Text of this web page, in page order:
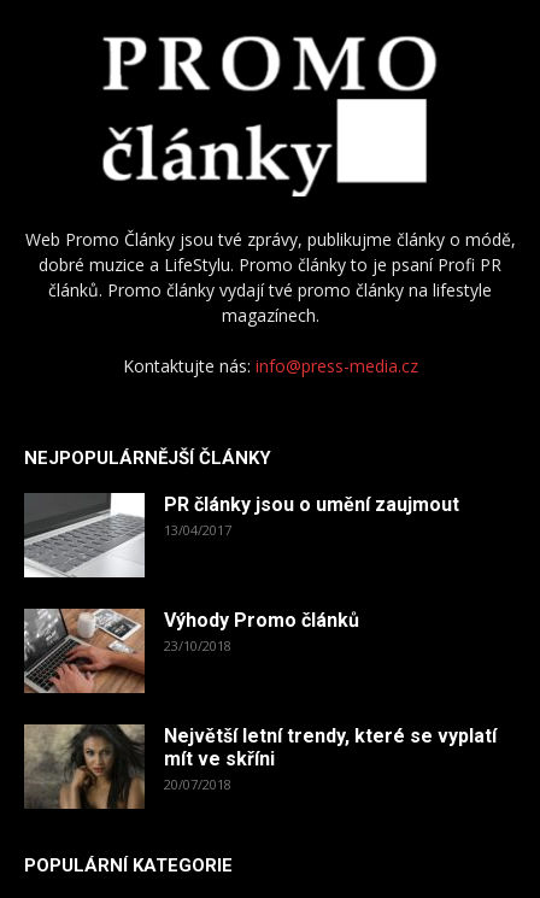
Web Promo Články jsou tvé zprávy, publikujme články o módě,
dobré muzice a LifeStylu. Promo články to je psaní Profi PR
článků. Promo články vydají tvé promo články na lifestyle
magazínech.
Kontaktujte nás: info@press-media.cz
NEJPOPULÁRNĚJŠÍ ČLÁNKY
PR články jsou o umění zaujmout
13/04/2017
Výhody Promo článků
23/10/2018
Největší letní trendy, které se vyplatí
mít ve skříni
20/07/2018
POPULÁRNÍ KATEGORIE